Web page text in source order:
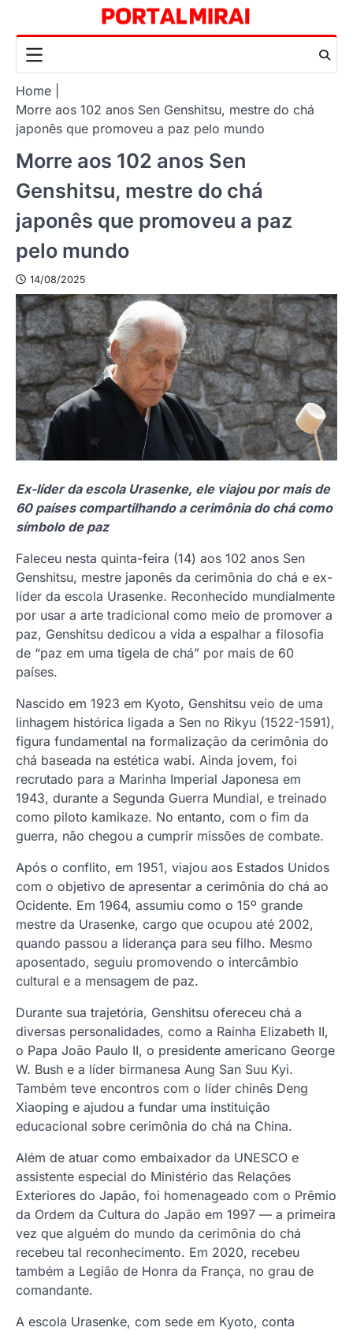
content
Home
Morre aos 102 anos Sen Genshitsu, mestre do chá
japonês que promoveu a paz pelo mundo
Morre aos 102 anos Sen
Genshitsu, mestre do chá
japonês que promoveu a paz
pelo mundo
14/08/2025
Ex-líder da escola Urasenke, ele viajou por mais de
60 países compartilhando a cerimônia do chá como
símbolo de paz
Faleceu nesta quinta-feira (14) aos 102 anos Sen
Genshitsu, mestre japonês da cerimônia do chá e ex-
líder da escola Urasenke. Reconhecido mundialmente
por usar a arte tradicional como meio de promover a
paz, Genshitsu dedicou a vida a espalhar a filosofia
de “paz em uma tigela de chá” por mais de 60
países.
Nascido em 1923 em Kyoto, Genshitsu veio de uma
linhagem histórica ligada a Sen no Rikyu (1522-1591),
figura fundamental na formalização da cerimônia do
chá baseada na estética wabi. Ainda jovem, foi
recrutado para a Marinha Imperial Japonesa em
1943, durante a Segunda Guerra Mundial, e treinado
como piloto kamikaze. No entanto, com o fim da
guerra, não chegou a cumprir missões de combate.
Após o conflito, em 1951, viajou aos Estados Unidos
com o objetivo de apresentar a cerimônia do chá ao
Ocidente. Em 1964, assumiu como o 15º grande
mestre da Urasenke, cargo que ocupou até 2002,
quando passou a liderança para seu filho. Mesmo
aposentado, seguiu promovendo o intercâmbio
cultural e a mensagem de paz.
Durante sua trajetória, Genshitsu ofereceu chá a
diversas personalidades, como a Rainha Elizabeth II,
o Papa João Paulo II, o presidente americano George
W. Bush e a líder birmanesa Aung San Suu Kyi.
Também teve encontros com o líder chinês Deng
Xiaoping e ajudou a fundar uma instituição
educacional sobre cerimônia do chá na China.
Além de atuar como embaixador da UNESCO e
assistente especial do Ministério das Relações
Exteriores do Japão, foi homenageado com o Prêmio
da Ordem da Cultura do Japão em 1997 — a primeira
vez que alguém do mundo da cerimônia do chá
recebeu tal reconhecimento. Em 2020, recebeu
também a Legião de Honra da França, no grau de
comandante.
A escola Urasenke, com sede em Kyoto, conta